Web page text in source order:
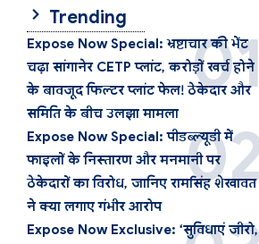
Trending
Expose Now Special: भ्रष्टाचार की भेंट
चढ़ा सांगानेर CETP प्लांट, करोड़ों खर्च होने
के बावजूद फिल्टर प्लांट फेल! ठेकेदार और
समिति के बीच उलझा मामला
Expose Now Special: पीडब्ल्यूडी में
फाइलों के निस्तारण और मनमानी पर
ठेकेदारों का विरोध, जानिए रामसिंह शेखावत
ने क्या लगाए गंभीर आरोप
Expose Now Exclusive: ‘सुविधाएं जीरो,